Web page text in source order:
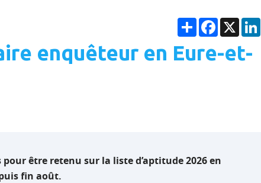
PartagerFacebook
X
enquêteur en Eure-et-
être retenu sur la liste d’aptitude 2026 en
fin août.